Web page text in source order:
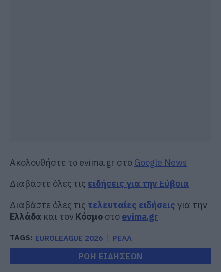
Ακολουθήστε το evima.gr στο Google News
Διαβάστε όλες τις ειδήσεις για την Εύβοια
Διαβάστε όλες τις τελευταίες ειδήσεις για την
Ελλάδα και τον Κόσμο στο evima.gr
TAGS: EUROLEAGUE 2026 ΡΕΑΛ
ΡΟΗ ΕΙΔΗΣΕΩΝ